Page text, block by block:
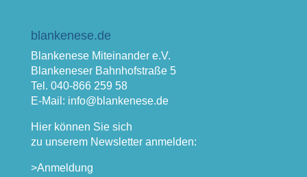
blankenese.de
Blankenese Miteinander e.V.
Blankeneser Bahnhofstraße 5
Tel. 040-866 259 58
E-Mail: info@blankenese.de
Hier können Sie sich
zu unserem Newsletter anmelden:
>Anmeldung